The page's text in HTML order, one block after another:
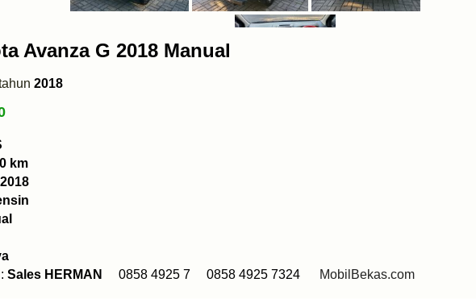
Avanza G 2018 Manual
2018
km
2018
Sales HERMAN 0858 4925 7 0858 4925 7324 MobilBekas.com